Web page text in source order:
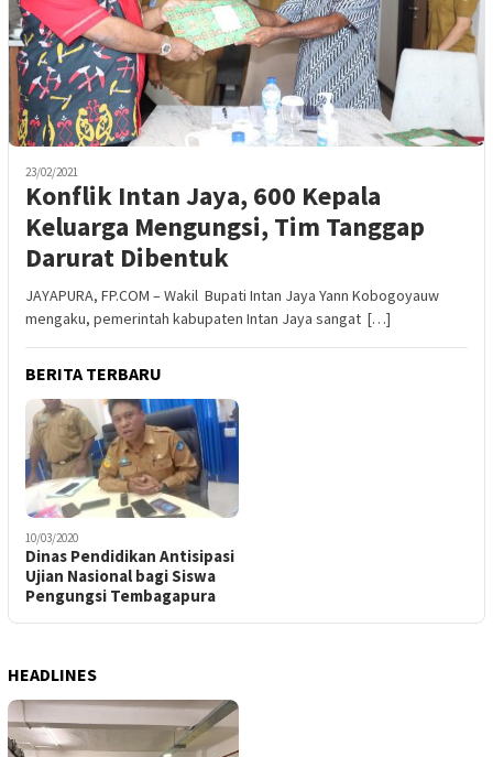
23/02/2021
Konflik Intan Jaya, 600 Kepala
Keluarga Mengungsi, Tim Tanggap
Darurat Dibentuk
JAYAPURA, FP.COM – Wakil Bupati Intan Jaya Yann Kobogoyauw
mengaku, pemerintah kabupaten Intan Jaya sangat […]
BERITA TERBARU
10/03/2020
Dinas Pendidikan Antisipasi
Ujian Nasional bagi Siswa
Pengungsi Tembagapura
HEADLINES